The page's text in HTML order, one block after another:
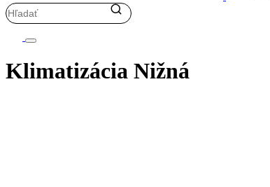
Klimatizácia Nižná